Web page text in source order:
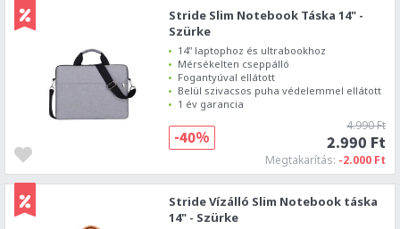
Stride Slim Notebook Táska 14" -
Szürke
14" laptophoz és ultrabookhoz
Mérsékelten cseppálló
Fogantyúval ellátott
Belül szivacsos puha védelemmel ellátott
1 év garancia
4.990 Ft
2.990 Ft
Megtakarítás: -2.000 Ft
-40%
Stride Vízálló Slim Notebook táska
14" - Szürke